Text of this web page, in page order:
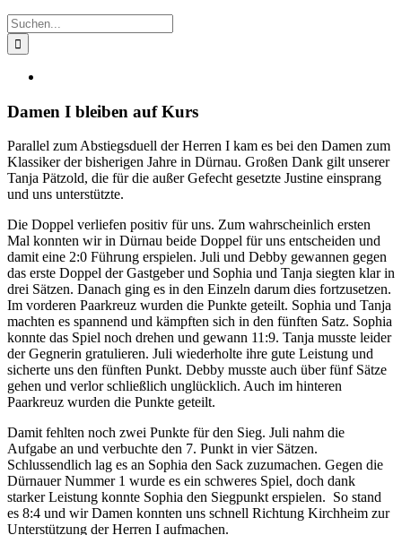
Suche
nach:
Damen I bleiben auf Kurs
Parallel zum Abstiegsduell der Herren I kam es bei den Damen zum
Klassiker der bisherigen Jahre in Dürnau. Großen Dank gilt unserer
Tanja Pätzold, die für die außer Gefecht gesetzte Justine einsprang
und uns unterstützte.
Die Doppel verliefen positiv für uns. Zum wahrscheinlich ersten
Mal konnten wir in Dürnau beide Doppel für uns entscheiden und
damit eine 2:0 Führung erspielen. Juli und Debby gewannen gegen
das erste Doppel der Gastgeber und Sophia und Tanja siegten klar in
drei Sätzen. Danach ging es in den Einzeln darum dies fortzusetzen.
Im vorderen Paarkreuz wurden die Punkte geteilt. Sophia und Tanja
machten es spannend und kämpften sich in den fünften Satz. Sophia
konnte das Spiel noch drehen und gewann 11:9. Tanja musste leider
der Gegnerin gratulieren. Juli wiederholte ihre gute Leistung und
sicherte uns den fünften Punkt. Debby musste auch über fünf Sätze
gehen und verlor schließlich unglücklich. Auch im hinteren
Paarkreuz wurden die Punkte geteilt.
Damit fehlten noch zwei Punkte für den Sieg. Juli nahm die
Aufgabe an und verbuchte den 7. Punkt in vier Sätzen.
Schlussendlich lag es an Sophia den Sack zuzumachen. Gegen die
Dürnauer Nummer 1 wurde es ein schweres Spiel, doch dank
starker Leistung konnte Sophia den Siegpunkt erspielen. So stand
es 8:4 und wir Damen konnten uns schnell Richtung Kirchheim zur
Unterstützung der Herren I aufmachen.